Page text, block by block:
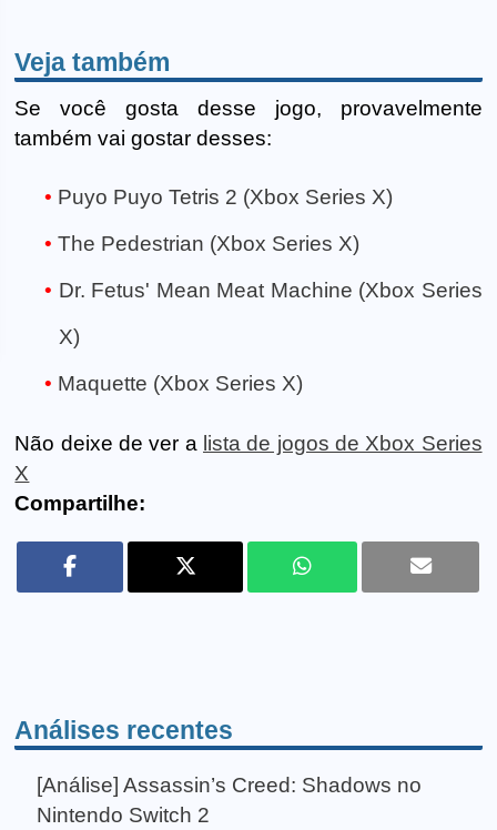
Veja também
Se você gosta desse jogo, provavelmente
também vai gostar desses:
Puyo Puyo Tetris 2 (Xbox Series X)
The Pedestrian (Xbox Series X)
Dr. Fetus' Mean Meat Machine (Xbox Series
X)
Maquette (Xbox Series X)
Não deixe de ver a lista de jogos de Xbox Series
X
Compartilhe:
Análises recentes
[Análise] Assassin’s Creed: Shadows no
Nintendo Switch 2